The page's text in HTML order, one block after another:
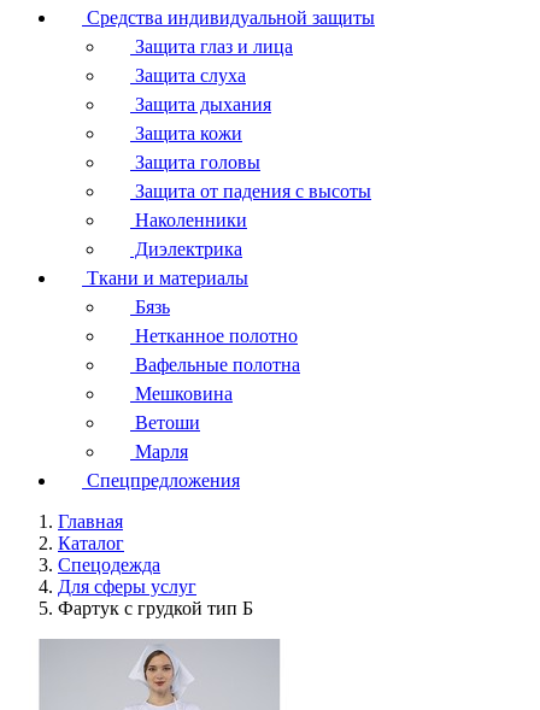
Средства индивидуальной защиты
Защита глаз и лица
Защита слуха
Защита дыхания
Защита кожи
Защита головы
Защита от падения с высоты
Наколенники
Диэлектрика
Ткани и материалы
Бязь
Нетканное полотно
Вафельные полотна
Мешковина
Ветоши
Марля
Спецпредложения
Главная
Каталог
Спецодежда
Для сферы услуг
Фартук с грудкой тип Б